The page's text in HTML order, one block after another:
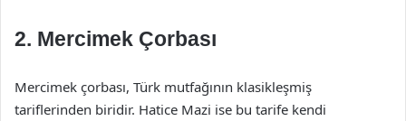
2. Mercimek Çorbası
Mercimek çorbası, Türk mutfağının klasikleşmiş
tariflerinden biridir. Hatice Mazi ise bu tarife kendi